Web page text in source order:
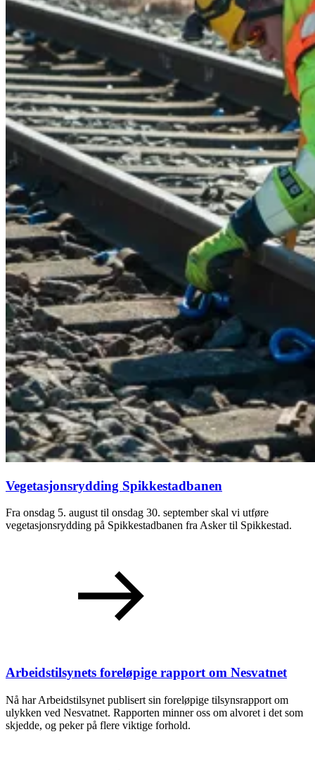
Vegetasjonsrydding Spikkestadbanen
Fra onsdag 5. august til onsdag 30. september skal vi utføre
vegetasjonsrydding på Spikkestadbanen fra Asker til Spikkestad.
Arbeidstilsynets foreløpige rapport om Nesvatnet
Nå har Arbeidstilsynet publisert sin foreløpige tilsynsrapport om
ulykken ved Nesvatnet. Rapporten minner oss om alvoret i det som
skjedde, og peker på flere viktige forhold.